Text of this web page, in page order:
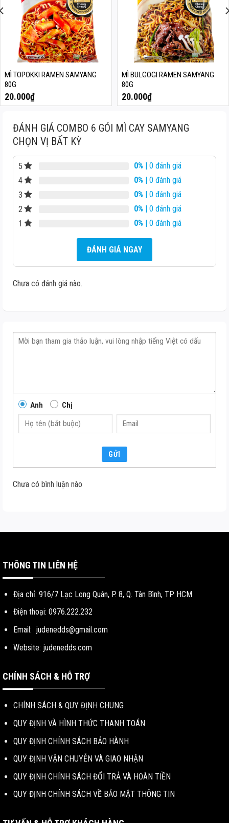
MÌ TOPOKKI RAMEN SAMYANG
80G
20.000₫
MÌ BULGOGI RAMEN SAMYANG
80G
20.000₫
ĐÁNH GIÁ COMBO 6 GÓI MÌ CAY SAMYANG
CHỌN VỊ BẤT KỲ
5 0% | 0 đánh giá
4
0% | 0 đánh giá
3
0% | 0 đánh giá
2
0% | 0 đánh giá
1
0% | 0 đánh giá
ĐÁNH GIÁ NGAY
Chưa có đánh giá nào.
Anh Chị
GỬI
Chưa có bình luận nào
THÔNG TIN LIÊN HỆ
Địa chỉ: 916/7 Lạc Long Quân, P. 8, Q. Tân Bình, TP HCM
Điện thoại: 0976.222.232
Email: judenedds@gmail.com
Website: judenedds.com
CHÍNH SÁCH & HỖ TRỢ
CHÍNH SÁCH & QUY ĐỊNH CHUNG
QUY ĐỊNH VÀ HÌNH THỨC THANH TOÁN
QUY ĐỊNH CHÍNH SÁCH BẢO HÀNH
QUY ĐỊNH VẬN CHUYỄN VÀ GIAO NHẬN
QUY ĐỊNH CHÍNH SÁCH ĐỔI TRẢ VÀ HOÀN TIỀN
QUY ĐỊNH CHÍNH SÁCH VỀ BẢO MẬT THÔNG TIN